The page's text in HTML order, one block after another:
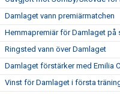
Damlaget vann premiärmatchen
Hemmapremiär för Damlaget på
Ringsted vann över Damlaget
Damlaget förstärker med Emilia
Vinst för Damlaget i första